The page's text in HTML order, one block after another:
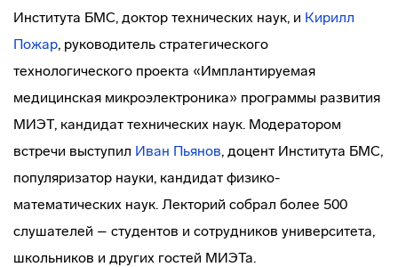
Института БМС, доктор технических наук, и Кирилл
Пожар, руководитель стратегического
технологического проекта «Имплантируемая
медицинская микроэлектроника» программы развития
МИЭТ, кандидат технических наук. Модератором
встречи выступил Иван Пьянов, доцент Института БМС,
популяризатор науки, кандидат физико-
математических наук. Лекторий собрал более 500
слушателей – студентов и сотрудников университета,
школьников и других гостей МИЭТа.